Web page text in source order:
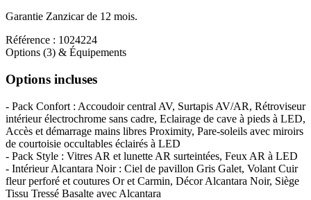
Garantie Zanzicar de 12 mois.
Référence : 1024224
Options (3) & Équipements
Options incluses
- Pack Confort : Accoudoir central AV, Surtapis AV/AR, Rétroviseur
intérieur électrochrome sans cadre, Eclairage de cave à pieds à LED,
Accès et démarrage mains libres Proximity, Pare-soleils avec miroirs
de courtoisie occultables éclairés à LED
- Pack Style : Vitres AR et lunette AR surteintées, Feux AR à LED
- Intérieur Alcantara Noir : Ciel de pavillon Gris Galet, Volant Cuir
fleur perforé et coutures Or et Carmin, Décor Alcantara Noir, Siège
Tissu Tressé Basalte avec Alcantara